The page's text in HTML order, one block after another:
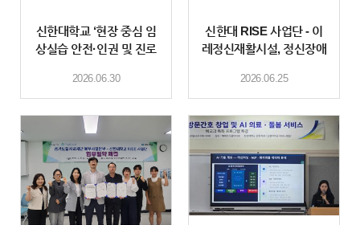
신한대학교 ‘현장 중심 임
상실습 안전·인권 및 진로
2026.06.30
신한대 RISE 사업단 - 이
레정신재활시설, 정신장애
체계 구축 위한
2026.06.25